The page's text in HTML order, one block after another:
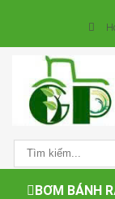
BƠM BÁNH